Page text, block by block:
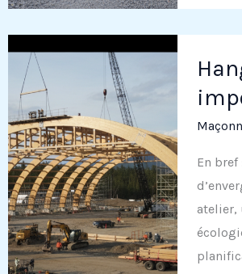
bois
de
60m2
Les
de
En
atelier,